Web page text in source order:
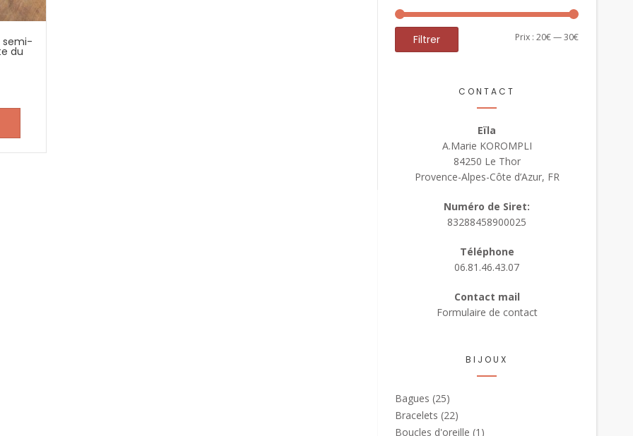
semi-
du
Prix
Prix
Filtrer Prix : 20€—30€
CONTACT
Eïla
A.Marie KOROMPLI
84250 Le Thor
Provence-Alpes-Côte d’Azur, FR
Numéro de Siret:
83288458900025
Téléphone
06.81.46.43.07
Contact mail
Formulaire de contact
BIJOUX
Bagues (25)
Bracelets (22)
Boucles d'oreille (1)